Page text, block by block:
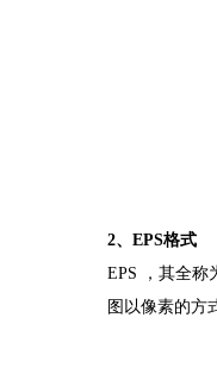
2、EPS格式
EPS ，其全称
图以像素的方